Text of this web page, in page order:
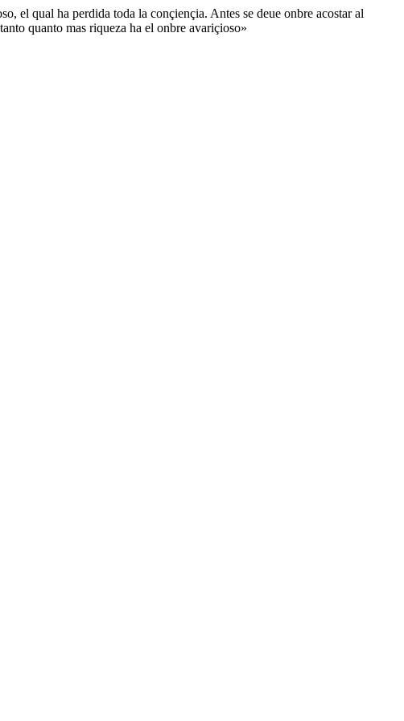
el qual ha perdida toda la conçiençia. Antes se deue onbre acostar al
quanto mas riqueza ha el onbre avariçioso»